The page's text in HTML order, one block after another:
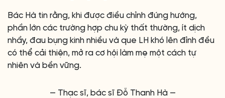
Bác Hà tin rằng, khi được điều chỉnh đúng hướng,
phần lớn các trường hợp chu kỳ thất thường, ít dịch
nhầy, đau bụng kinh nhiều và que LH khó lên đỉnh đều
có thể cải thiện, mở ra cơ hội làm mẹ một cách tự
nhiên và bền vững.
— Thạc sĩ, bác sĩ Đỗ Thanh Hà —